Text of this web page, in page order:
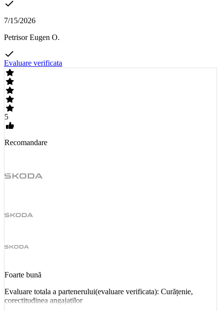
7/15/2026
Petrisor Eugen O.
Evaluare verificata
5
Recomandare
Foarte bună
Evaluare totala a partenerului(evaluare verificata): Curățenie,
corectitudinea angajaților